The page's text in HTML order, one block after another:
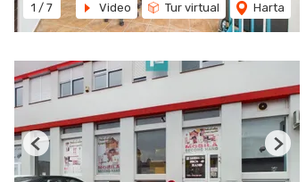
1 / 7 Video Tur virtual Harta
Previous Next